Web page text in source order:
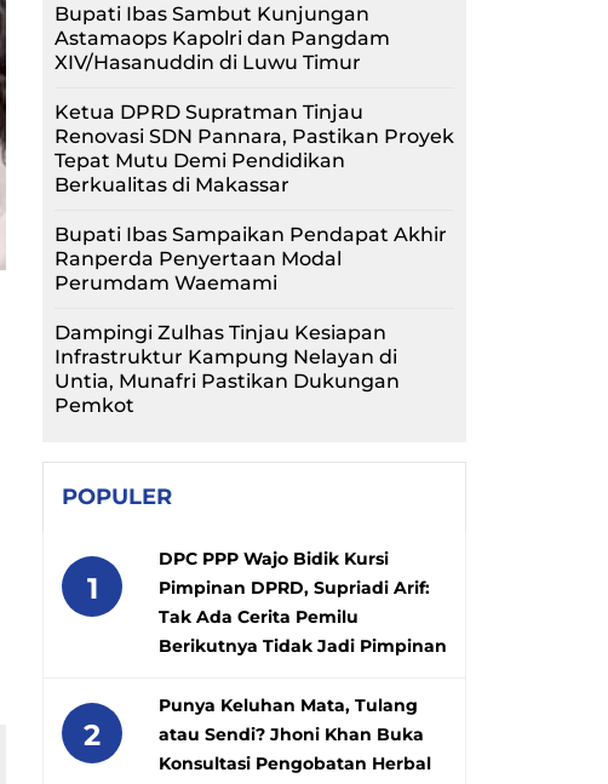
Bupati Ibas Sambut Kunjungan
Astamaops Kapolri dan Pangdam
XIV/Hasanuddin di Luwu Timur
Ketua DPRD Supratman Tinjau
Renovasi SDN Pannara, Pastikan Proyek
Tepat Mutu Demi Pendidikan
Berkualitas di Makassar
Bupati Ibas Sampaikan Pendapat Akhir
Ranperda Penyertaan Modal
Perumdam Waemami
Dampingi Zulhas Tinjau Kesiapan
Infrastruktur Kampung Nelayan di
Untia, Munafri Pastikan Dukungan
Pemkot
POPULER
1
DPC PPP Wajo Bidik Kursi
Pimpinan DPRD, Supriadi Arif:
Tak Ada Cerita Pemilu
Berikutnya Tidak Jadi Pimpinan
2
Punya Keluhan Mata, Tulang
atau Sendi? Jhoni Khan Buka
Konsultasi Pengobatan Herbal